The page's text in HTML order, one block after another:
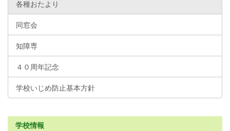
各種おたより
同窓会
知障専
４０周年記念
学校いじめ防止基本方針
学校情報